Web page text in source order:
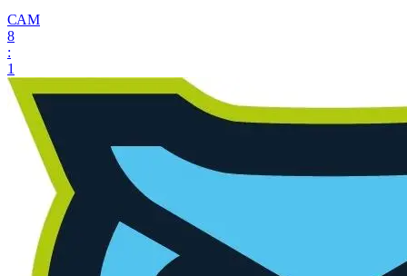
САМ
8
:
1